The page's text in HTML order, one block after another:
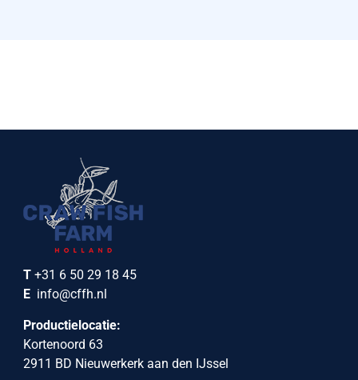
T +31 6 50 29 18 45
E info@cffh.nl
Productielocatie:
Kortenoord 63
2911 BD Nieuwerkerk aan den IJssel